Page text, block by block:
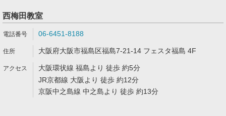
西梅田教室
06-6451-8188
大阪府大阪市福島区福島7-21-14 フェスタ福島 4F
大阪環状線 福島より 徒歩 約5分
JR京都線 大阪より 徒歩 約12分
京阪中之島線 中之島より 徒歩 約13分